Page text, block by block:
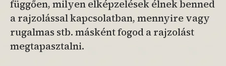
függően, milyen elképzelések élnek benned
a rajzolással kapcsolatban, mennyire vagy
rugalmas stb. másként fogod a rajzolást
megtapasztalni.